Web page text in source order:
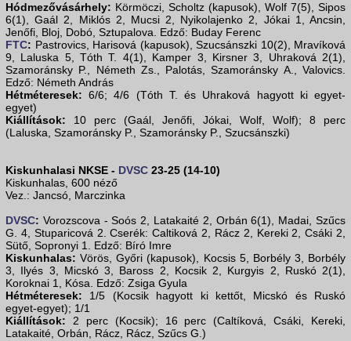
Hódmezővásárhely: Körmöczi, Scholtz (kapusok), Wolf 7(5), Sipos
6(1), Gaál 2, Miklós 2, Mucsi 2, Nyikolajenko 2, Jókai 1, Ancsin,
Jenőfi, Bloj, Dobó, Sztupalova. Edző: Buday Ferenc
FTC: Pastrovics, Harisová (kapusok), Szucsánszki 10(2), Mravíková
9, Laluska 5, Tóth T. 4(1), Kamper 3, Kirsner 3, Uhraková 2(1),
Szamoránsky P., Németh Zs., Palotás, Szamoránsky A., Valovics.
Edző: Németh András
Hétméteresek: 6/6; 4/6 (Tóth T. és Uhraková hagyott ki egyet-
egyet)
Kiállítások: 10 perc (Gaál, Jenőfi, Jókai, Wolf, Wolf); 8 perc
(Laluska, Szamoránsky P., Szamoránsky P., Szucsánszki)
Kiskunhalasi NKSE - DVSC 23-25 (14-10)
Kiskunhalas, 600 néző
Vez.: Jancsó, Marczinka
DVSC: Vorozscova - Soós 2, Latakaité 2, Orbán 6(1), Madai, Szűcs
G. 4, Stuparicová 2. Cserék: Caltiková 2, Rácz 2, Kereki 2, Csáki 2,
Sütő, Sopronyi 1. Edző: Bíró Imre
Kiskunhalas: Vörös, Győri (kapusok), Kocsis 5, Borbély 3, Borbély
3, Ilyés 3, Micskó 3, Baross 2, Kocsik 2, Kurgyis 2, Ruskó 2(1),
Koroknai 1, Kósa. Edző: Zsiga Gyula
Hétméteresek: 1/5 (Kocsik hagyott ki kettőt, Micskó és Ruskó
egyet-egyet); 1/1
Kiállítások: 2 perc (Kocsik); 16 perc (Caltíková, Csáki, Kereki,
Latakaité, Orbán, Rácz, Rácz, Szűcs G.)